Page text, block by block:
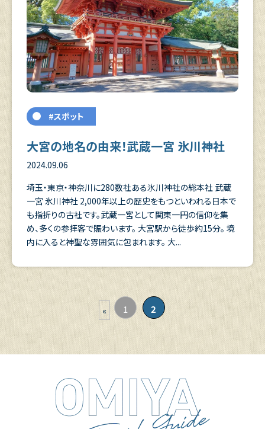
#スポット
大宮の地名の由来！武蔵一宮 氷川神社
2024.09.06
埼玉・東京・神奈川に280数社ある氷川神社の総本社 武蔵
一宮 氷川神社 2,000年以上の歴史をもつといわれる日本で
も指折りの古社です。武蔵一宮として関東一円の信仰を集
め、多くの参拝客で賑わいます。 大宮駅から徒歩約15分。 境
内に入ると神聖な雰囲気に包まれます。 大...
« 1 2